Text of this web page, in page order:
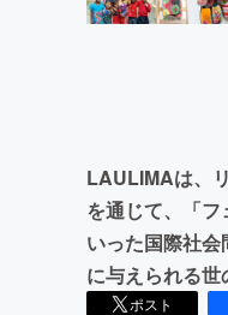
LAULIMAは、
を通じて、「
いった国際社
に与えられる世
ポスト